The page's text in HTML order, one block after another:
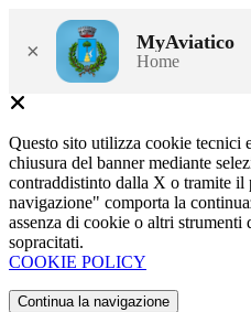
× MyAviatico
Home
Questo sito utilizza cookie tecnici
chiusura del banner mediante
contraddistinto dalla X o tramite il
navigazione" comporta la
assenza di cookie o altri
sopracitati.
COOKIE POLICY
Continua la navigazione